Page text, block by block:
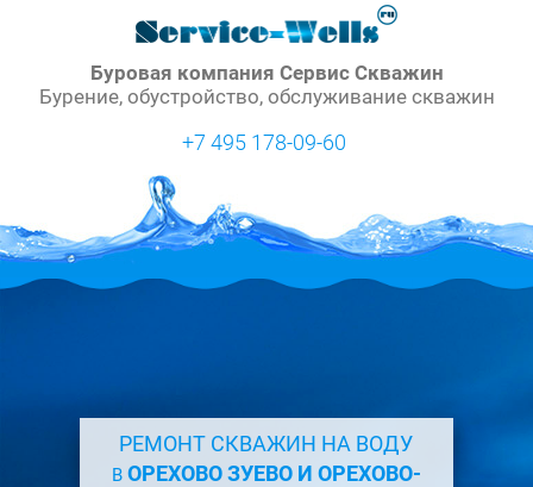
Буровая компания Сервис Скважин
Бурение, обустройство, обслуживание скважин
+7 495 178-09-60
РЕМОНТ СКВАЖИН НА ВОДУ
ВОРЕХОВО ЗУЕВО И ОРЕХОВО-